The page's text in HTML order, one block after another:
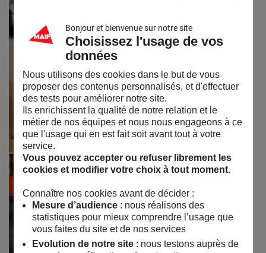
Bonjour et bienvenue sur notre site
Choisissez l'usage de vos
données
Nous utilisons des cookies dans le but de vous
proposer des contenus personnalisés, et d'effectuer
des tests pour améliorer notre site.
Ils enrichissent la qualité de notre relation et le
métier de nos équipes et nous nous engageons à ce
que l'usage qui en est fait soit avant tout à votre
service.
Vous pouvez accepter ou refuser librement les
cookies et modifier votre choix à tout moment.
Connaître nos cookies avant de décider :
Mesure d’audience: nous réalisons des
statistiques pour mieux comprendre l’usage que
vous faites du site et de nos services
Evolution de notre site: nous testons auprès de